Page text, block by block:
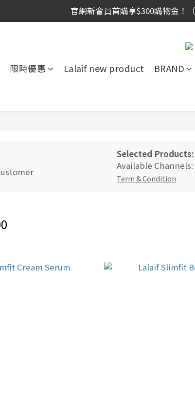
官網新會員首購享$300購物金！
官網新會員首購享$300購物金！
限時優惠 Lalaif new product BRAND
Selected
Available Channels:
Term & Condition